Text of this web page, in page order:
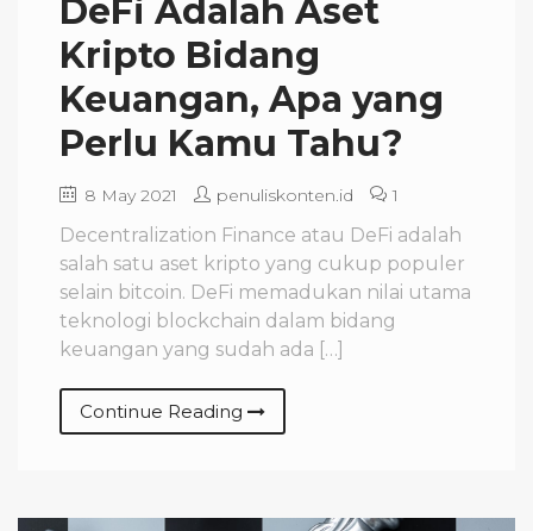
DeFi Adalah Aset
Kripto Bidang
Keuangan, Apa yang
Perlu Kamu Tahu?
8 May 2021 penuliskonten.id 1
Decentralization Finance atau DeFi adalah
salah satu aset kripto yang cukup populer
selain bitcoin. DeFi memadukan nilai utama
teknologi blockchain dalam bidang
keuangan yang sudah ada […]
Continue Reading